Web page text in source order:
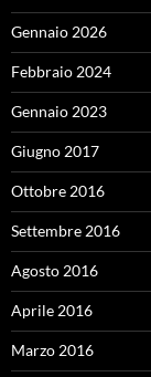
Gennaio 2026
Febbraio 2024
Gennaio 2023
Giugno 2017
Ottobre 2016
Settembre 2016
Agosto 2016
Aprile 2016
Marzo 2016